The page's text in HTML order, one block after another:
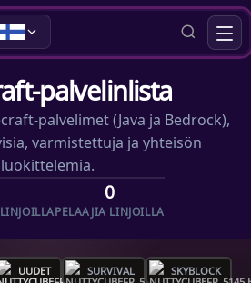
palvelinlista
palvelimet (Java ja Bedrock),
varmistettuja ja yhteisön
luokittelemia.
0
PELAAJIA LINJOILLA
UUDET SURVIVAL SKYBLOCK